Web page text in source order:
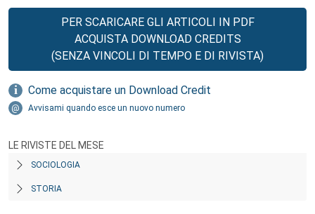
PER SCARICARE GLI ARTICOLI IN PDF
ACQUISTA DOWNLOAD CREDITS
(SENZA VINCOLI DI TEMPO E DI RIVISTA)
Come acquistare un Download Credit
Avvisami quando esce un nuovo numero
LE RIVISTE DEL MESE
SOCIOLOGIA
STORIA